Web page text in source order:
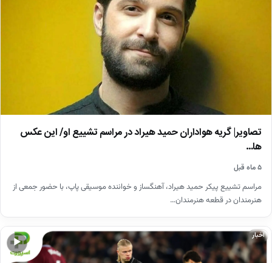
تصاویر| گریه هواداران حمید هیراد در مراسم تشییع او/ این عکس
ها…
۵ ماه قبل
مراسم تشییع پیکر حمید هیراد، آهنگساز و خواننده موسیقی پاپ، با حضور جمعی از
هنرمندان در قطعه هنرمندان…
▶
اخبار